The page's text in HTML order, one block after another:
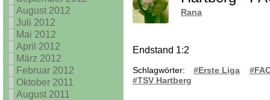
August 2012
Juli 2012
Mai 2012
April 2012
März 2012
Februar 2012
Oktober 2011
August 2011
Rana
Endstand 1:2
Schlagwörter: #Erste Liga
#TSV Hartberg